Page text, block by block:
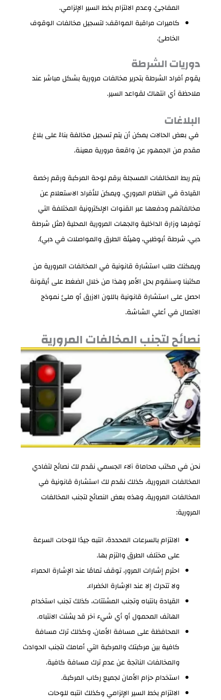
المفاجئ، وعدم الالتزام بخط السير الإلزامي.
كاميرات مراقبة المواقف: لتسجيل مخالفات الوقوف
الخاطئ.
دوريات الشرطة
يقوم أفراد الشرطة بتحرير مخالفات مرورية بشكل مباشر عند
ملاحظة أي انتهاك لقواعد السير.
البلاغات
في بعض الحالات يمكن أن يتم تسجيل مخالفة بناءً على بلاغ
مقدم من الجمهور عن واقعة مرورية معينة.
يتم ربط المخالفات المسجلة برقم لوحة المركبة ورقم رخصة
القيادة في النظام المروري. ويمكن للأفراد الاستعلام عن
مخالفاتهم ودفعها عبر القنوات الإلكترونية المختلفة التي
توفرها وزارة الداخلية والجهات المرورية المحلية (مثل شرطة
دبي، شرطة أبوظبي، وهيئة الطرق والمواصلات في دبي).
ويمكنك طلب استشارة قانونية في المخالفات المرورية من
مكتبنا وسنقوم بحل الأمر وهذا من خلال الضغط على أيقونة
احصل على استشارة قانونية باللون الازرق أو ملئ نموذج
الاتصال في أعلي الشاشة.
نصائح لتجنب المخالفات المرورية
نحن في مكتب محاماة آلاء الجسمي نقدم لك نصائح لتفادي
المخالفات المرورية، كذلك نقدم لك استشارة قانونية في
المخالفات المرورية، وهذه بعض النصائح لتجنب المخالفات
المرورية:
الالتزام بالسرعات المحددة، انتبه جيدًا للوحات السرعة
على مختلف الطرق والتزم بها.
احترم إشارات المرور، توقف تمامًا عند الإشارة الحمراء
ولا تتحرك إلا عند الإشارة الخضراء.
القيادة بانتباه وتجنب المشتتات، كذلك تجنب استخدام
الهاتف المحمول أو أي شيء آخر قد يشتت الانتباه.
المحافظة على مسافة الأمان، وكذلك ترك مسافة
كافية بين مركبتك والمركبة التي أمامك لتجنب الحوادث
والمخالفات الناتجة عن عدم ترك مسافة كافية.
استخدام حزام الأمان لجميع ركاب المركبة.
الالتزام بخط السير الإلزامي وكذلك انتبه للوحات